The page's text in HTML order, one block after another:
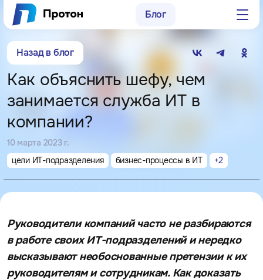
Блог
Заказать консультацию
sales@proton-group.ru
г. Москва, пр-д Электродный,
д. 8а, оф. 19
Назад в блог
Как объяснить шефу, чем
занимается служба ИТ в
компании?
цели ИТ-подразделения бизнес-процессы в ИТ +2
10 марта 2023 г.
Руководители компаний часто не разбираются
в работе своих ИТ-подразделений и нередко
высказывают необоснованные претензии к их
руководителям и сотрудникам. Как доказать